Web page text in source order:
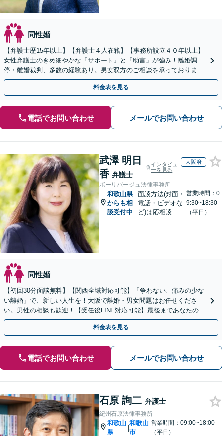
同性婚
【弁護士歴15年以上】【弁護士４人在籍】【事務所設立４０年以上】
女性弁護士のきめ細やかな「サポート」と「助言」が強み！離婚調
停・離婚裁判、多数の経験あり。男女双方のご相談を承っております
【お子さま連れのご相談OK】【南海岸和田駅徒歩3分】
料金表を見る
電話でお問い合わせ メールでお問い合わせ
武澤 明日
香 弁護士
インタビュ
ーを見る
大阪府
ボーリバージュ法律事務所
和歌山県
からも相
談受付中
面談方法(対面・
電話・ビデオな
ど)は応相談
営業時間：0
9:30~18:30
（平日）
同性婚
【初回30分面談無料】【関西全域対応可能】「争わない、痛みの少な
い離婚」で、新しい人生を！大阪で離婚・男女問題はお任せくださ
い。男性の相談も歓迎！【受任後LINE対応可能】最後まであなたの味
方です。【女性弁護士】【豊中駅徒歩5分】
料金表を見る
電話でお問い合わせ メールでお問い合わせ
石原 詢二 弁護士
紀州石原法律事務所
和歌山
県
|
和歌山
市
営業時間：09:00~18:00
（平日）